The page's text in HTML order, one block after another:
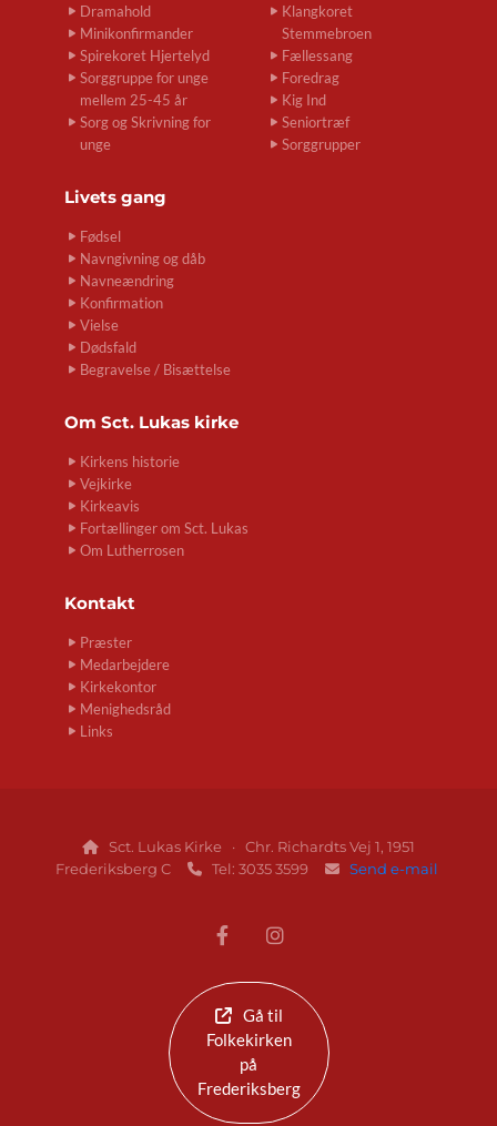
Dramahold
Minikonfirmander
Spirekoret Hjertelyd
Sorggruppe for unge
mellem 25-45 år
Sorg og Skrivning for
unge
Klangkoret
Stemmebroen
Fællessang
Foredrag
Kig Ind
Seniortræf
Sorggrupper
Livets gang
Fødsel
Navngivning og dåb
Navneændring
Konfirmation
Vielse
Dødsfald
Begravelse / Bisættelse
Om Sct. Lukas kirke
Kirkens historie
Vejkirke
Kirkeavis
Fortællinger om Sct. Lukas
Om Lutherrosen
Kontakt
Præster
Medarbejdere
Kirkekontor
Menighedsråd
Links

Sct. Lukas Kirke · Chr. Richardts Vej 1, 1951
Frederiksberg C
 Tel: 3035 3599  Send e-mail
Gå til
Folkekirken
på
Frederiksberg